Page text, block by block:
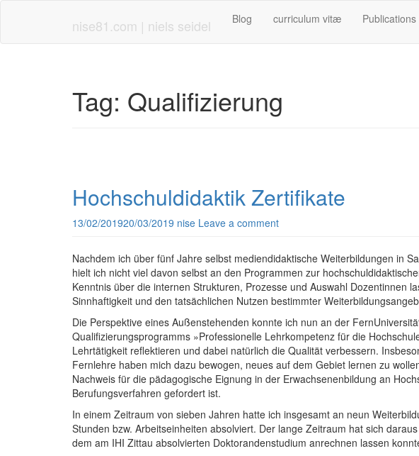
nise81.com | niels seidel Blog curriculum vitæ Publications
Tag: Qualifizierung
Hochschuldidaktik Zertifikate
13/02/201920/03/2019 nise Leave a comment
Nachdem ich über fünf Jahre selbst mediendidaktische Weiterbildungen in
hielt ich nicht viel davon selbst an den Programmen zur
Kenntnis über die internen Strukturen, Prozesse und Auswahl Dozentinnen
Sinnhaftigkeit und den tatsächlichen Nutzen bestimmter
Die Perspektive eines Außenstehenden konnte ich nun an der
Qualifizierungsprogramms »Professionelle Lehrkompetenz für die
Lehrtätigkeit reflektieren und dabei natürlich die Qualität verbessern.
Fernlehre haben mich dazu bewogen, neues auf dem Gebiet lernen zu
Nachweis für die pädagogische Eignung in der Erwachsenenbildung an
Berufungsverfahren gefordert ist.
In einem Zeitraum von sieben Jahren hatte ich insgesamt an neun
Stunden bzw. Arbeitseinheiten absolviert. Der lange Zeitraum hat sich
dem am IHI Zittau absolvierten Doktorandenstudium anrechnen lassen